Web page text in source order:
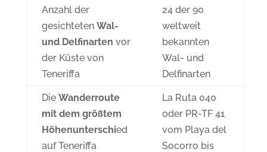
Anzahl der
gesichteten Wal-
und Delfinarten vor
der Küste von
Teneriffa
24 der 90
weltweit
bekannten
Wal- und
Delfinarten
Die Wanderroute
mit dem größtem
Höhenunterschied
auf Teneriffa
La Ruta 040
oder PR-TF 41
vom Playa del
Socorro bis